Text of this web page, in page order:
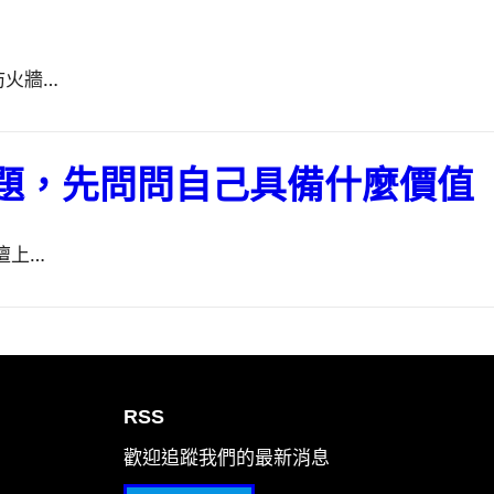
火牆…
，先問問自己具備什麼價值
上…
RSS
歡迎追蹤我們的最新消息